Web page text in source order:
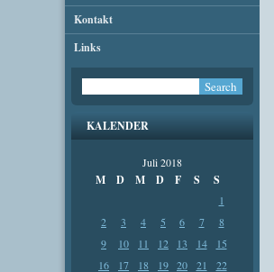
Kontakt
Links
KALENDER
Juli 2018
M D M D F S S
1
2
3 4 5 6 7
8
9
10 11 12 13 14
15
16
17 18 19 20 21
22